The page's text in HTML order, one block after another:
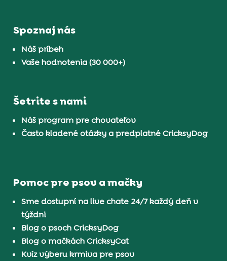
Spoznaj nás
Náš príbeh
Vaše hodnotenia (30 000+)
Šetrite s nami
Náš program pre chovateľov
Často kladené otázky a predplatné CricksyDog
Pomoc pre psov a mačky
Sme dostupní na live chate 24/7 každý deň v
týždni
Blog o psoch CricksyDog
Blog o mačkách CricksyCat
Kvíz výberu krmiva pre psov